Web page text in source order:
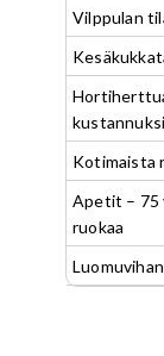
Vilppulan
Kotimaista
Apetit – 75
ruokaa